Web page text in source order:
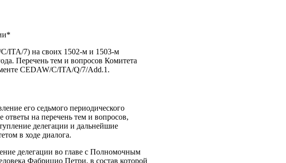
ITA/7) на своих 1502-м и 1503-м
Перечень тем и вопросов Комитета
CEDAW/C/ITA/Q/7/Add.1.
его седьмого периодического
ответы на перечень тем и вопросов,
делегации и дальнейшие
в ходе диалога.
делегации во главе с Полномочным
Фабрицио Петри, в состав которой